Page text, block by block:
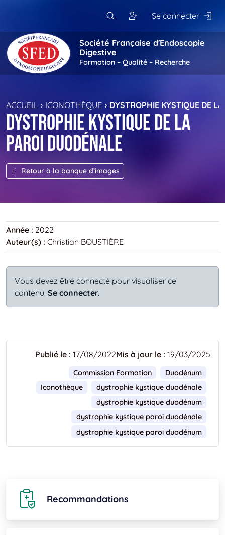
Se connecter
Société Française d'Endoscopie
Digestive
Formation – Qualité – Recherche
ACCUEIL ICONOTHÈQUE DYSTROPHIE KYSTIQUE DE
Dystrophie kystique de la
paroi duodénale
Retour à la banque d’images
Année : 2022
Auteur(s) : Christian BOUSTIÈRE
Vous devez être connecté pour visualiser ce
contenu. Se connecter.
Publié le : 17/08/2022Mis à jour le : 19/03/2025
Commission Formation
Duodénum
Iconothèque
dystrophie kystique duodénale
dystrophie kystique duodénum
dystrophie kystique paroi duodénale
dystrophie kystique paroi duodénum
Recommandations